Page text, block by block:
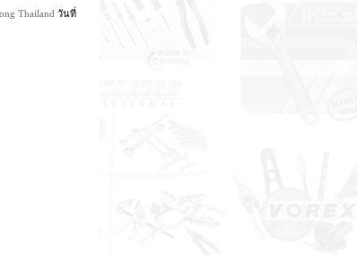
Thailand วันที่